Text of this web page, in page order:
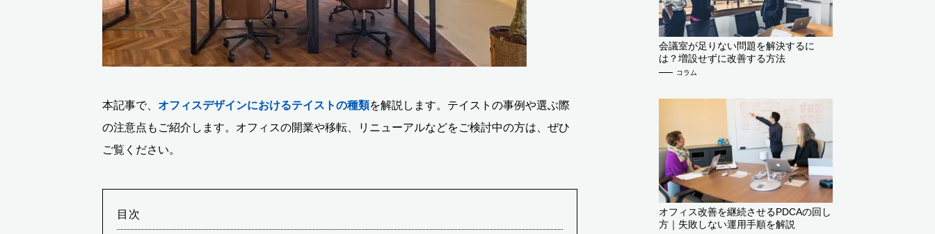
会議室が足りない問題を解決するに
は？増設せずに改善する方法
コラム
オフィス改善を継続させるPDCAの回し
方｜失敗しない運用手順を解説
本記事で、 オフィスデザインにおけるテイストの種類を解説します。テイストの事例や選ぶ際
の注意点もご紹介します。オフィスの開業や移転、リニューアルなどをご検討中の方は、ぜひ
ご覧ください。
目次